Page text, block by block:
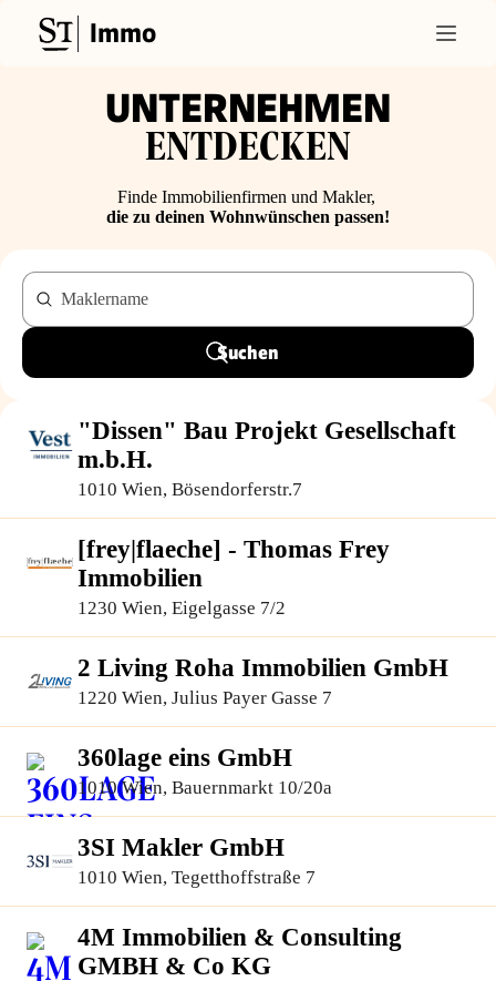
Immo
UNTERNEHMEN
ENTDECKEN
Finde Immobilienfirmen und Makler,
die zu deinen Wohnwünschen passen!
Maklername
Suchen
"Dissen" Bau Projekt Gesellschaft
m.b.H.
1010 Wien, Bösendorferstr.7
[frey|flaeche] - Thomas Frey
Immobilien
1230 Wien, Eigelgasse 7/2
2 Living Roha Immobilien GmbH
1220 Wien, Julius Payer Gasse 7
360lage eins GmbH
1010 Wien, Bauernmarkt 10/20a
3SI Makler GmbH
1010 Wien, Tegetthoffstraße 7
4M Immobilien & Consulting
GMBH & Co KG